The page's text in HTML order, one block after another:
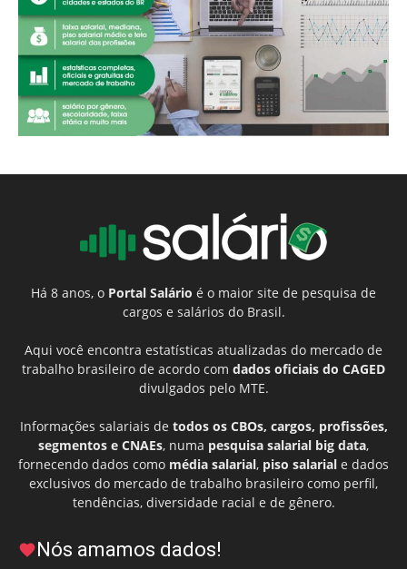
Há 8 anos, o Portal Salário é o maior site de pesquisa de
cargos e salários do Brasil.
Aqui você encontra estatísticas atualizadas do mercado de
trabalho brasileiro de acordo com dados oficiais do CAGED
divulgados pelo MTE.
Informações salariais de todos os CBOs, cargos, profissões,
segmentos e CNAEs, numa pesquisa salarial big data,
fornecendo dados como média salarial, piso salarial e dados
exclusivos do mercado de trabalho brasileiro como perfil,
tendências, diversidade racial e de gênero.
Nós amamos dados!